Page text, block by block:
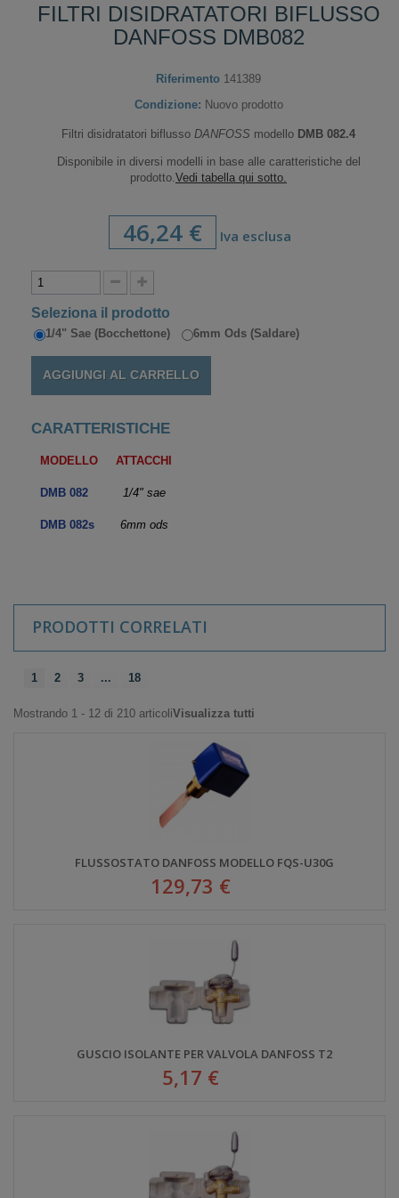
FILTRI DISIDRATATORI BIFLUSSO
DANFOSS DMB082
Riferimento 141389
Condizione: Nuovo prodotto
Filtri disidratatori biflusso DANFOSS modello DMB 082.4
Disponibile in diversi modelli in base alle caratteristiche del
prodotto. Vedi tabella qui sotto.
46,24 € Iva esclusa
Seleziona il prodotto
1/4" Sae (Bocchettone) 6mm Ods (Saldare)
AGGIUNGI AL CARRELLO
CARATTERISTICHE
MODELLO ATTACCHI
DMB 082 1/4" sae
DMB 082s 6mm ods
PRODOTTI CORRELATI
1 2 3 ... 18
Mostrando 1 - 12 di 210 articoliVisualizza tutti
FLUSSOSTATO DANFOSS MODELLO FQS-U30G
129,73 €
GUSCIO ISOLANTE PER VALVOLA DANFOSS T2
5,17 €